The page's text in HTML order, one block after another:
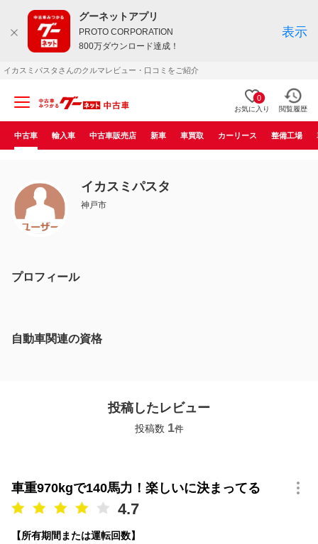
グーネットアプリ
PROTO CORPORATION
800万ダウンロード達成！
表示
イカスミパスタさんのクルマレビュー・口コミをご紹介
0
お気に入り 閲覧履歴
中古車 輸入車 中古車販売店 新車 車買取 カーリース 整備工場
イカスミパスタ
神戸市
プロフィール
自動車関連の資格
投稿したレビュー
投稿数 1件
車重970kgで140馬力！楽しいに決まってる
4.7
【所有期間または運転回数】